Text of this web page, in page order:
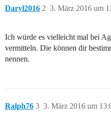
Daryl2016 3. März 2016 um
2
Ich würde es vielleicht mal bei
vermitteln. Die können dir
nennen.
Ralph76 3. März 2016 um
3